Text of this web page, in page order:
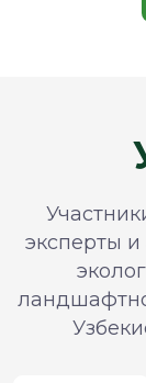
эксперты